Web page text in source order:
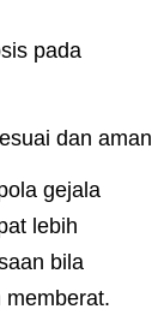
pada
dan aman
gejala
lebih
bila
memberat.